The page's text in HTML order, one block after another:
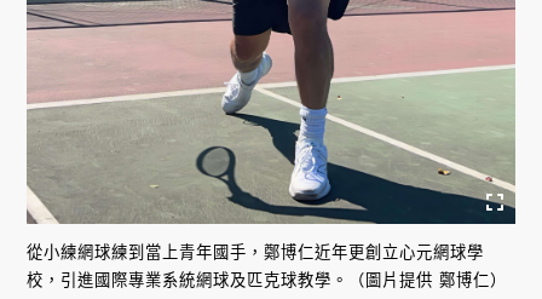
從小練網球練到當上青年國手，鄭博仁近年更創立心元網球學
校，引進國際專業系統網球及匹克球教學。（圖片提供 鄭博仁）